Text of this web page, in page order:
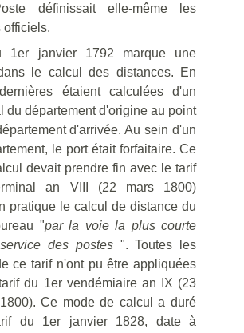
définissait elle-même les
officiels.
1er janvier 1792 marque une
le calcul des distances. En
étaient calculées d'un
du département d'origine au point
d'arrivée. Au sein d'un
le port était forfaitaire. Ce
devait prendre fin avec le tarif
an VIII (22 mars 1800)
pratique le calcul de distance du
"par la voie la plus courte
des postes ". Toutes les
ce tarif n'ont pu être appliquées
du 1er vendémiaire an IX (23
Ce mode de calcul a duré
du 1er janvier 1828, date à